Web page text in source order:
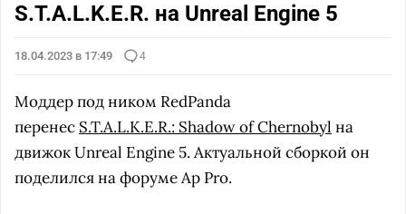
S.T.A.L.K.E.R. на Unreal Engine 5
18.04.2023 в 17:49 4
Моддер под ником RedPanda
перенес S.T.A.L.K.E.R.: Shadow of Chernobyl на
движок Unreal Engine 5. Актуальной сборкой он
поделился на форуме Ap Pro.